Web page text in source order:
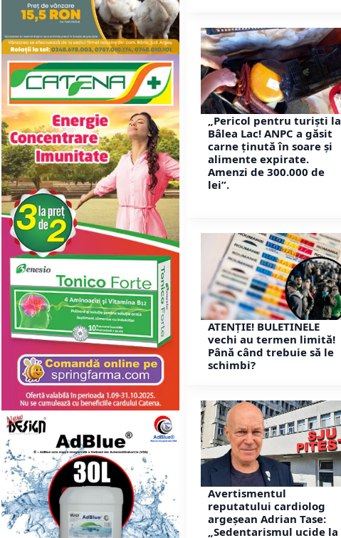
„Pericol pentru turiști la
Bâlea Lac! ANPC a găsit
carne ținută în soare și
alimente expirate.
Amenzi de 300.000 de
lei”.
ATENȚIE! BULETINELE
vechi au termen limită!
Până când trebuie să le
schimbi?
Avertismentul
reputatului cardiolog
argeșean Adrian Tase:
„Sedentarismul ucide la